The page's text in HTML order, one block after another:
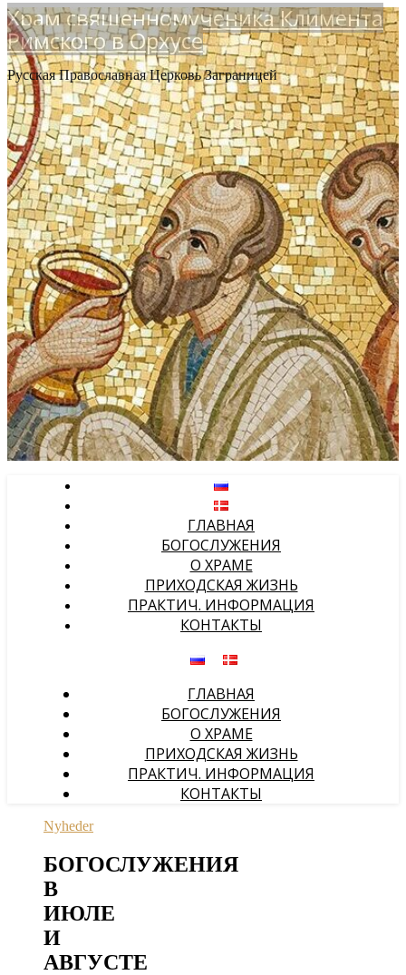
Храм священномученика Климента
Римского в Орхусе
Русская Православная Церковь Заграницей
ГЛАВНАЯ
БОГОСЛУЖЕНИЯ
О ХРАМЕ
ПРИХОДСКАЯ ЖИЗНЬ
ПРАКТИЧ. ИНФОРМАЦИЯ
КОНТАКТЫ
ГЛАВНАЯ
БОГОСЛУЖЕНИЯ
О ХРАМЕ
ПРИХОДСКАЯ ЖИЗНЬ
ПРАКТИЧ. ИНФОРМАЦИЯ
КОНТАКТЫ
Nyheder
БОГОСЛУЖЕНИЯ
В
ИЮЛЕ
И
АВГУСТЕ